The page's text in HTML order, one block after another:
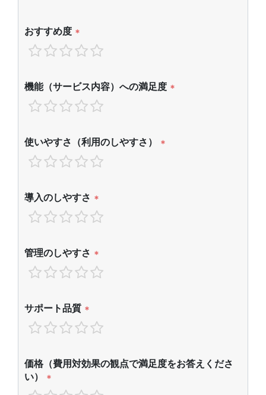
おすすめ度 *
機能（サービス内容）への満足度 *
使いやすさ（利用のしやすさ） *
導入のしやすさ *
管理のしやすさ *
サポート品質 *
価格（費用対効果の観点で満足度をお答えくださ
い）
*